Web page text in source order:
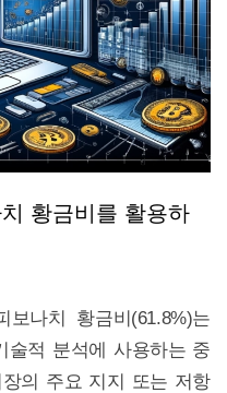
황금비를 활용하
보나치 황금비(61.8%)는
술적 분석에 사용하는 중
의 주요 지지 또는 저항